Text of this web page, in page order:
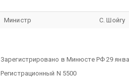
Министр С. Шойгу
Зарегистрировано в Минюсте РФ 29
Регистрационный N 5500